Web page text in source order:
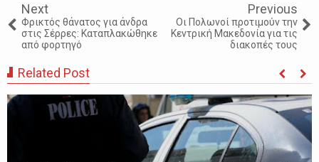
Next
Φρικτός θάνατος για άνδρα
στις Σέρρες: Καταπλακώθηκε
από φορτηγό
Previous
Οι Πολωνοί προτιμούν την
Κεντρική Μακεδονία για τις
διακοπές τους
Related Post